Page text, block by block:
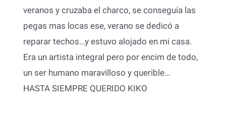
veranos y cruzaba el charco, se conseguía las
pegas mas locas ese, verano se dedicó a
reparar techos…y estuvo alojado en mi casa.
Era un artista integral pero por encim de todo,
un ser humano maravilloso y querible…
HASTA SIEMPRE QUERIDO KIKO